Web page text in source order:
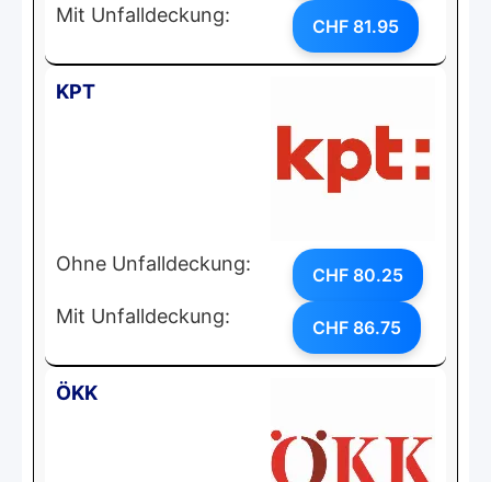
Mit Unfalldeckung: CHF 81.95
KPT
Ohne Unfalldeckung: CHF 80.25
Mit Unfalldeckung: CHF 86.75
ÖKK